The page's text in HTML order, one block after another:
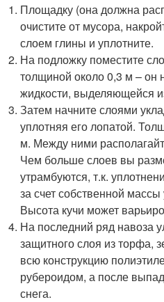
Площадку (она должна
очистите от мусора,
слоем глины и уплотните.
На подложку поместите
толщиной около 0,3 м – он
жидкости, выделяющейся
Затем начните слоями
уплотняя его лопатой.
м. Между ними
Чем больше слоев вы
утрамбуются, т.к.
за счет собственной
Высота кучи может
На последний ряд навоза
защитного слоя из торфа,
всю конструкцию
рубероидом, а после
снега.